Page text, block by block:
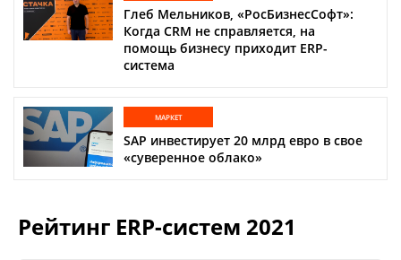
Аналитика
Конференции
ТВ
Реклама
Дзен
Глеб Мельников, «РосБизнесСофт»:
Когда CRM не справляется, на
помощь бизнесу приходит ERP-
система
МАРКЕТ
SAP инвестирует 20 млрд евро в свое
«суверенное облако»
Рейтинг ERP-систем 2021